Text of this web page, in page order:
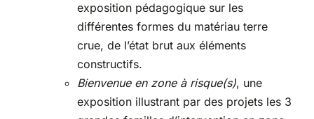
exposition pédagogique sur les
différentes formes du matériau terre
crue, de l’état brut aux éléments
constructifs.
Bienvenue en zone à risque(s), une
exposition illustrant par des projets les 3